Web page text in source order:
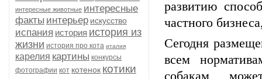
интересные животные интересные
факты интерьер искусство
испания история история из
жизни история про кота италия
карелия картины конкурсы
фотографии кот котенок котики
развитию
частного
Сегодня
всем
собакам